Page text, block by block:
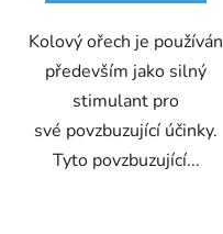
Kolový ořech je používán
především jako silný
stimulant pro
své povzbuzující účinky.
Tyto povzbuzující...